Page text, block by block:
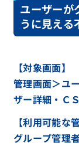
ユーザーが
うに見える
【対象画面】
管理画面＞ユ
ザー詳細・Ｃ
【利用可能な
グループ管理